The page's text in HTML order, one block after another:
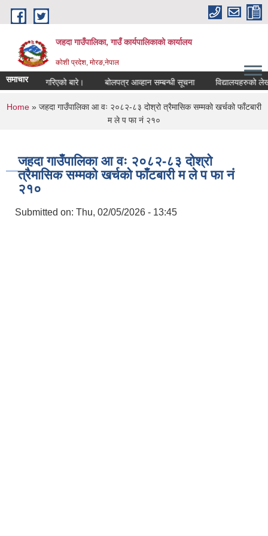
Skip to main content
जहदा गाउँपालिका, गाउँ कार्यपालिकाको कार्यालय
कोशी प्रदेश, मोरङ,नेपाल
समाचार
प्रकाशन गरिएको बारे। बोलपत्र आव्हान सम्बन्धी सूचना विद्यालयहरुको
You are here
Home » जहदा गाउँपालिका आ वः २०८२-८३ दोश्रो त्रैमासिक सम्मको खर्चको फाँटबारी
म ले प फा नं २१०
जहदा गाउँपालिका आ वः २०८२-८३ दोश्रो
त्रैमासिक सम्मको खर्चको फाँटबारी म ले प फा नं
२१०
Submitted on: Thu, 02/05/2026 - 13:45